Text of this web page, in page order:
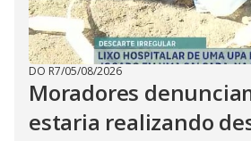
DO R7/05/08/2026
Moradores
estaria realizando